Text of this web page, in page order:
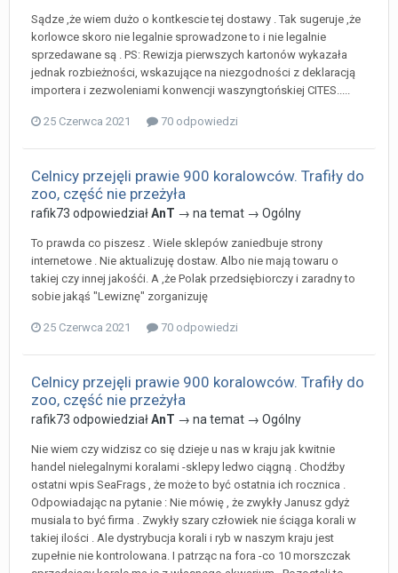
Sądze ,że wiem dużo o kontkescie tej dostawy . Tak sugeruje ,że
korlowce skoro nie legalnie sprowadzone to i nie legalnie
sprzedawane są . PS: Rewizja pierwszych kartonów wykazała
jednak rozbieżności, wskazujące na niezgodności z deklaracją
importera i zezwoleniami konwencji waszyngtońskiej CITES.....
25 Czerwca 2021 70 odpowiedzi
Celnicy przejęli prawie 900 koralowców. Trafiły do
zoo, część nie przeżyła
rafik73 odpowiedziałAnT → na temat → Ogólny
To prawda co piszesz . Wiele sklepów zaniedbuje strony
internetowe . Nie aktualizuję dostaw. Albo nie mają towaru o
takiej czy innej jakośći. A ,że Polak przedsiębiorczy i zaradny to
sobie jakąś "Lewiznę" zorganizuję
25 Czerwca 2021 70 odpowiedzi
Celnicy przejęli prawie 900 koralowców. Trafiły do
zoo, część nie przeżyła
rafik73 odpowiedziałAnT → na temat → Ogólny
Nie wiem czy widzisz co się dzieje u nas w kraju jak kwitnie
handel nielegalnymi koralami -sklepy ledwo ciągną . Chodźby
ostatni wpis SeaFrags , że może to być ostatnia ich rocznica .
Odpowiadając na pytanie : Nie mówię , że zwykły Janusz gdyż
musiala to być firma . Zwykły szary człowiek nie ściąga korali w
takiej ilości . Ale dystrybucja korali i ryb w naszym kraju jest
zupełnie nie kontrolowana. I patrząc na fora -co 10 morszczak